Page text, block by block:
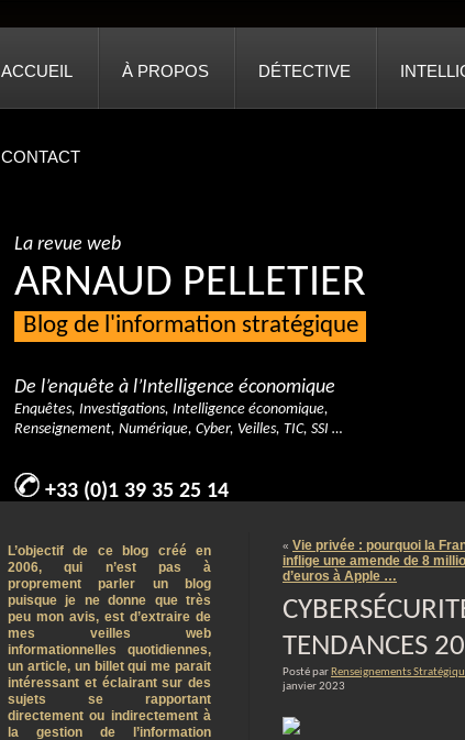
ACCUEIL À PROPOS DÉTECTIVE
CONTACT
La revue web
ARNAUD PELLETIER
Blog de l'information stratégique
De l’enquête à l’Intelligence économique
Enquêtes, Investigations, Intelligence économique,
Renseignement, Numérique, Cyber, Veilles, TIC, SSI …
+33 (0)1 39 35 25 14
« Vie privée : pourquoi la
inflige une amende de 8
d’euros à Apple …
TENDANCES
Posté par Renseignements
janvier 2023
L’objectif de ce blog créé en
2006, qui n’est pas à
proprement parler un blog
puisque je ne donne que très
peu mon avis, est d’extraire de
mes veilles web
informationnelles quotidiennes,
un article, un billet qui me parait
intéressant et éclairant sur des
sujets se rapportant
directement ou indirectement à
la gestion de l’information